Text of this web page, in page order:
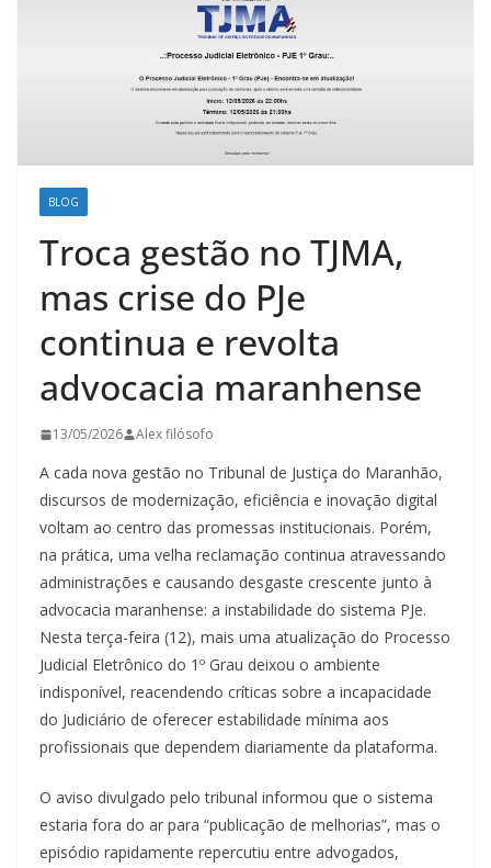
BLOG
Troca gestão no TJMA,
mas crise do PJe
continua e revolta
advocacia maranhense
13/05/2026 Alex filósofo
A cada nova gestão no Tribunal de Justiça do Maranhão,
discursos de modernização, eficiência e inovação digital
voltam ao centro das promessas institucionais. Porém,
na prática, uma velha reclamação continua atravessando
administrações e causando desgaste crescente junto à
advocacia maranhense: a instabilidade do sistema PJe.
Nesta terça-feira (12), mais uma atualização do Processo
Judicial Eletrônico do 1º Grau deixou o ambiente
indisponível, reacendendo críticas sobre a incapacidade
do Judiciário de oferecer estabilidade mínima aos
profissionais que dependem diariamente da plataforma.
O aviso divulgado pelo tribunal informou que o sistema
estaria fora do ar para “publicação de melhorias”, mas o
episódio rapidamente repercutiu entre advogados,